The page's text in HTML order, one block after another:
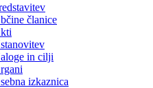
članice
in cilji
izkaznica